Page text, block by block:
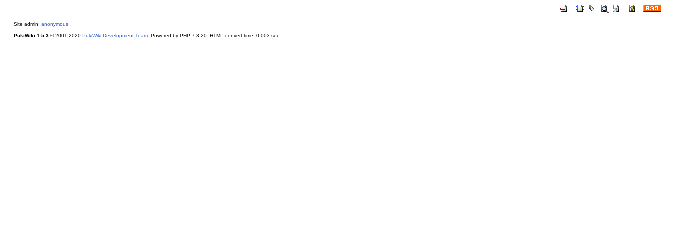
Site admin: anonymous
PukiWiki 1.5.3© 2001-2020 PukiWiki Development Team. Powered by PHP 7.3.20. HTML convert time: 0.003 sec.